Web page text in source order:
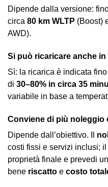
Dipende dalla versione:
circa 80 km WLTP (Boost)
AWD).
Si può ricaricare anche in
Sì: la ricarica è indicata fino
di 30–80% in circa 35
variabile in base a
Conviene di più noleggio
Dipende dall’obiettivo. Il
costi fissi e servizi inclusi; il
proprietà finale e prevedi
bene riscatto e costo